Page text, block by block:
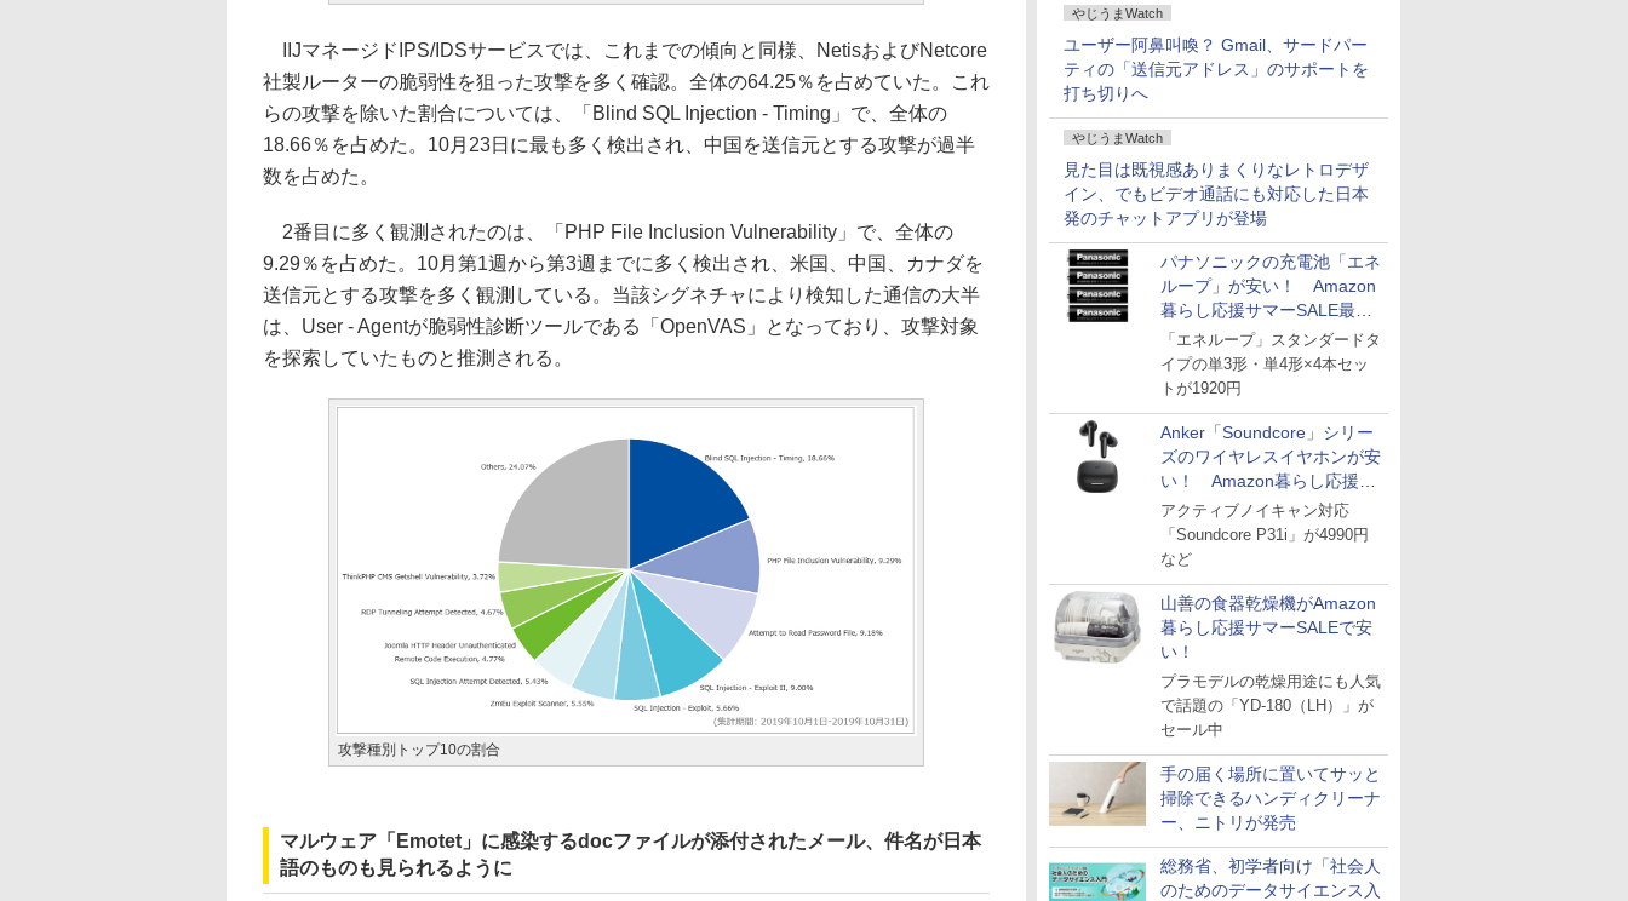
やじうまWatch
ユーザー阿鼻叫喚？ Gmail、サードパー
ティの「送信元アドレス」のサポートを
打ち切りへ
やじうまWatch
見た目は既視感ありまくりなレトロデザ
イン、でもビデオ通話にも対応した日本
発のチャットアプリが登場
パナソニックの充電池「エネ
ループ」が安い！ Amazon
暮らし応援サマーSALE最終
日
「エネループ」スタンダードタ
イプの単3形・単4形×4本セッ
トが1920円
Anker「Soundcore」シリー
ズのワイヤレスイヤホンが安
い！ Amazon暮らし応援サ
マーSALE
アクティブノイキャン対応
「Soundcore P31i」が4990円
など
山善の食器乾燥機がAmazon
暮らし応援サマーSALEで安
い！
プラモデルの乾燥用途にも人気
で話題の「YD-180（LH）」が
セール中
手の届く場所に置いてサッと
掃除できるハンディクリーナ
ー、ニトリが発売
総務省、初学者向け「社会人
のためのデータサイエンス入
IIJマネージドIPS/IDSサービスでは、これまでの傾向と同様、NetisおよびNetcore
社製ルーターの脆弱性を狙った攻撃を多く確認。全体の64.25％を占めていた。これ
らの攻撃を除いた割合については、「Blind SQL Injection - Timing」で、全体の
18.66％を占めた。10月23日に最も多く検出され、中国を送信元とする攻撃が過半
数を占めた。
2番目に多く観測されたのは、「PHP File Inclusion Vulnerability」で、全体の
9.29％を占めた。10月第1週から第3週までに多く検出され、米国、中国、カナダを
送信元とする攻撃を多く観測している。当該シグネチャにより検知した通信の大半
は、User - Agentが脆弱性診断ツールである「OpenVAS」となっており、攻撃対象
を探索していたものと推測される。
攻撃種別トップ10の割合
マルウェア「Emotet」に感染するdocファイルが添付されたメール、件名が日本
語のものも見られるように